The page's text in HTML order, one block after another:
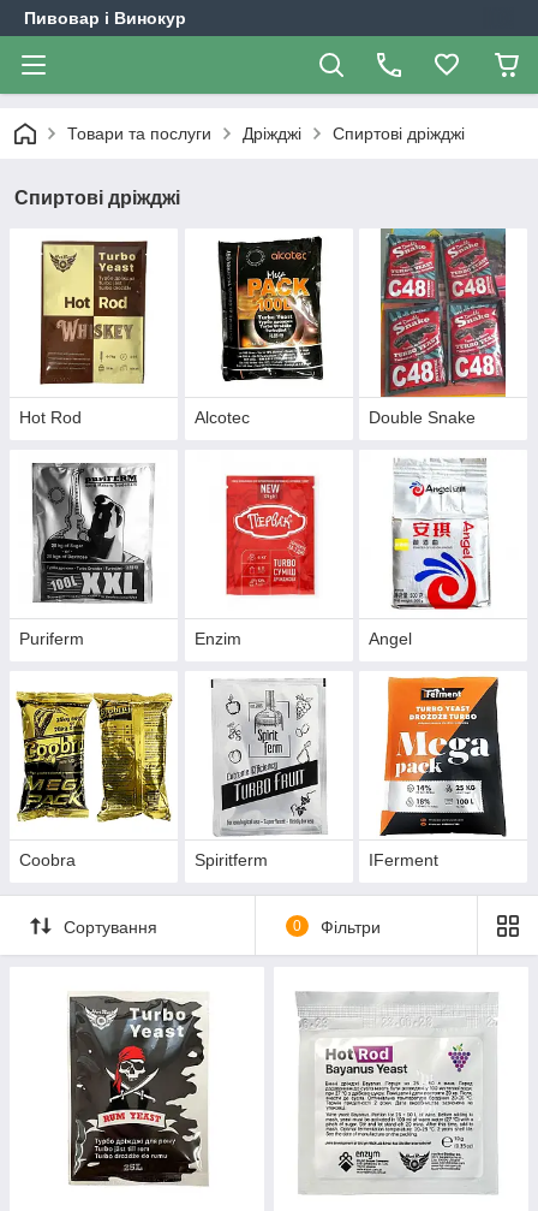
Пивовар і Винокур
Товари та послуги Дріжджі Спиртові дріжджі
Спиртові дріжджі
Hot Rod Alcotec Double Snake
Puriferm Enzim Angel
Coobra Spiritferm IFerment
Сортування 0 Фільтри